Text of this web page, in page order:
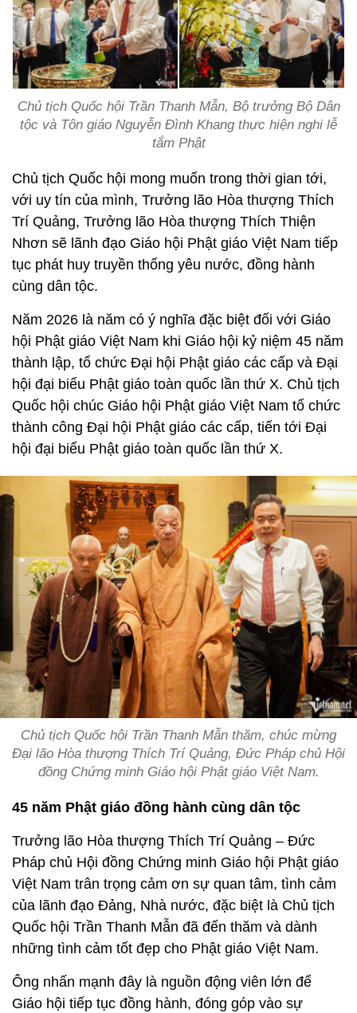
Chủ tịch Quốc hội Trần Thanh Mẫn, Bộ trưởng Bộ Dân
tộc và Tôn giáo Nguyễn Đình Khang thực hiện nghi lễ
tắm Phật
Chủ tịch Quốc hội mong muốn trong thời gian tới,
với uy tín của mình, Trưởng lão Hòa thượng Thích
Trí Quảng, Trưởng lão Hòa thượng Thích Thiện
Nhơn sẽ lãnh đạo Giáo hội Phật giáo Việt Nam tiếp
tục phát huy truyền thống yêu nước, đồng hành
cùng dân tộc.
Năm 2026 là năm có ý nghĩa đặc biệt đối với Giáo
hội Phật giáo Việt Nam khi Giáo hội kỷ niệm 45 năm
thành lập, tổ chức Đại hội Phật giáo các cấp và Đại
hội đại biểu Phật giáo toàn quốc lần thứ X. Chủ tịch
Quốc hội chúc Giáo hội Phật giáo Việt Nam tổ chức
thành công Đại hội Phật giáo các cấp, tiến tới Đại
hội đại biểu Phật giáo toàn quốc lần thứ X.
Chủ tịch Quốc hội Trần Thanh Mẫn thăm, chúc mừng
Đại lão Hòa thượng Thích Trí Quảng, Đức Pháp chủ Hội
đồng Chứng minh Giáo hội Phật giáo Việt Nam.
45 năm Phật giáo đồng hành cùng dân tộc
Trưởng lão Hòa thượng Thích Trí Quảng – Đức
Pháp chủ Hội đồng Chứng minh Giáo hội Phật giáo
Việt Nam trân trọng cảm ơn sự quan tâm, tình cảm
của lãnh đạo Đảng, Nhà nước, đặc biệt là Chủ tịch
Quốc hội Trần Thanh Mẫn đã đến thăm và dành
những tình cảm tốt đẹp cho Phật giáo Việt Nam.
Ông nhấn mạnh đây là nguồn động viên lớn để
Giáo hội tiếp tục đồng hành, đóng góp vào sự